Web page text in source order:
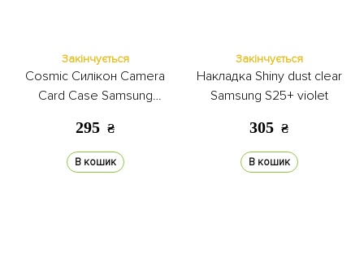
Закінчується
Cosmic Силікон Camera
Card Case Samsung
295 ₴
В кошик
Закінчується
Накладка Shiny dust clear
Samsung S25+ violet
305 ₴
В кошик